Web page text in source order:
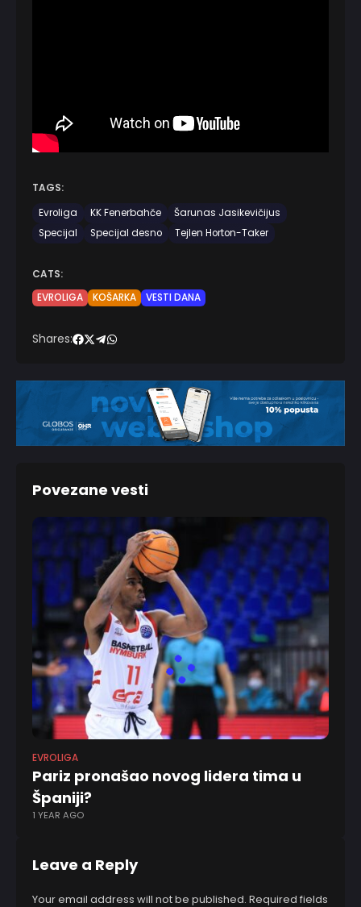
TAGS:
Evroliga
KK Fenerbahče
Šarunas Jasikevičijus
Specijal
Specijal desno Tejlen Horton-Taker
CATS:
EVROLIGA
KOŠARKA VESTI DANA
Shares:
Povezane vesti
EVROLIGA
Pariz pronašao novog lidera tima u
Španiji?
1 YEAR AGO
Leave a Reply
Your email address will not be published. Required fields